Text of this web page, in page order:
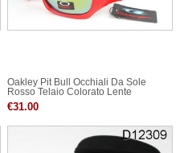
Oakley Pit Bull Occhiali Da Sole
Rosso Telaio Colorato Lente
€31.00